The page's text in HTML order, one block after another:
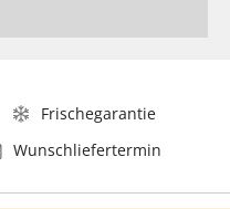
Frischegarantie
Wunschliefertermin